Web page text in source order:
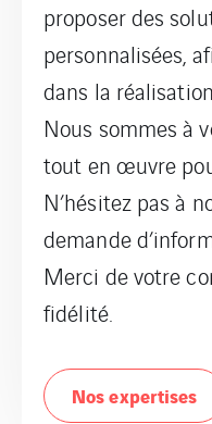
proposer des
personnalisées,
dans la
Nous sommes à
tout en œuvre
N’hésitez pas à
demande
Merci de votre
fidélité.
Nos expertises